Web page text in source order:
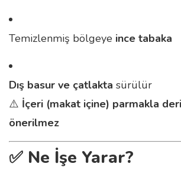
Temizlenmiş bölgeye ince tabaka
Dış basur ve çatlakta sürülür
⚠️ İçeri (makat içine) parmakla
önerilmez
✅ Ne İşe Yarar?